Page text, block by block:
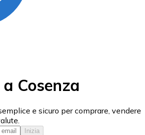
Cosenza
e sicuro per comprare, vendere
Inizia